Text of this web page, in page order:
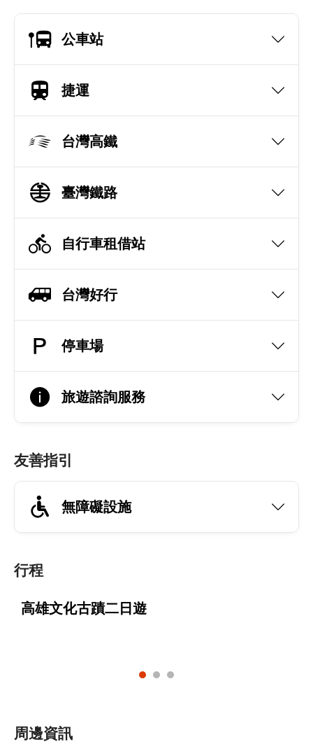
公車站
捷運
台灣高鐵
臺灣鐵路
自行車租借站
台灣好行
停車場
旅遊諮詢服務
友善指引
無障礙設施
行程
高雄文化古蹟二日遊
周邊資訊